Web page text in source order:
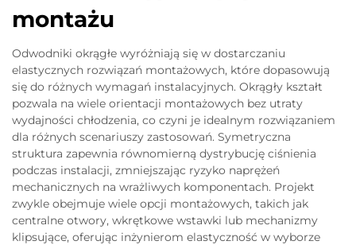
montażu
Odwodniki okrągłe wyróżniają się w dostarczaniu
elastycznych rozwiązań montażowych, które dopasowują
się do różnych wymagań instalacyjnych. Okrągły kształt
pozwala na wiele orientacji montażowych bez utraty
wydajności chłodzenia, co czyni je idealnym rozwiązaniem
dla różnych scenariuszy zastosowań. Symetryczna
struktura zapewnia równomierną dystrybucję ciśnienia
podczas instalacji, zmniejszając ryzyko naprężeń
mechanicznych na wrażliwych komponentach. Projekt
zwykle obejmuje wiele opcji montażowych, takich jak
centralne otwory, wkrętkowe wstawki lub mechanizmy
klipsujące, oferując inżynierom elastyczność w wyborze